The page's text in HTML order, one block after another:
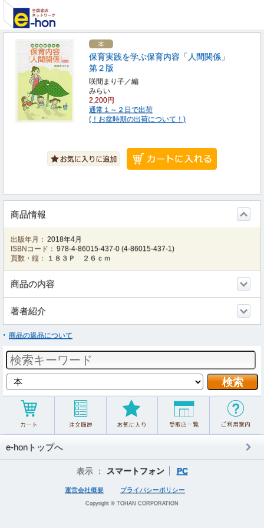
保育実践を学ぶ保育内容「人間関係」
第２版
咲間まり子／編
みらい
2,200円
通常１～２日で出荷
(！お盆時期の出荷について！)
商品情報
出版年月： 2018年4月
ISBNコード： 978-4-86015-437-0 (4-86015-437-1)
頁数・縦：
１８３Ｐ ２６ｃｍ
商品の内容
著者紹介
商品の返品について
e-honトップへ
表示 ： スマートフォン PC
運営会社概要 プライバシーポリシー
Copyright © TOHAN CORPORATION